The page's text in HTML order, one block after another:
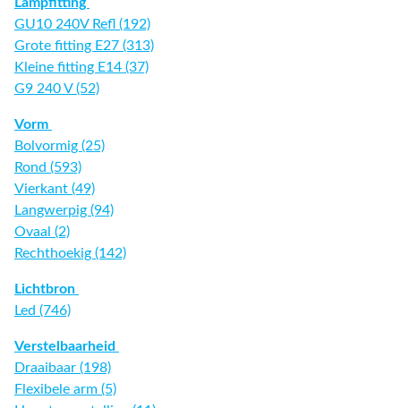
GU10 240V Refl (192)
Grote fitting E27 (313)
Kleine fitting E14 (37)
G9 240 V (52)
Vorm
Bolvormig (25)
Rond (593)
Vierkant (49)
Langwerpig (94)
Ovaal (2)
Rechthoekig (142)
Lichtbron
Led (746)
Verstelbaarheid
Draaibaar (198)
Flexibele arm (5)